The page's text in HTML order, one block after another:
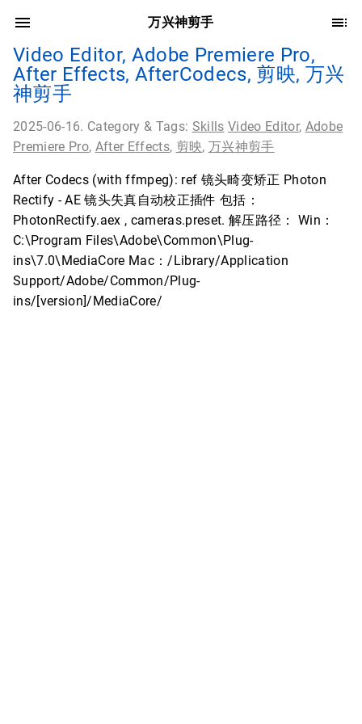
万兴神剪手
Video Editor, Adobe Premiere Pro,
After Effects, AfterCodecs, 剪映, 万兴
神剪手
2025-06-16. Category & Tags: Skills Video Editor, Adobe
Premiere Pro, After Effects, 剪映, 万兴神剪手
After Codecs (with ffmpeg): ref 镜头畸变矫正 Photon
Rectify - AE 镜头失真自动校正插件 包括：
PhotonRectify.aex , cameras.preset. 解压路径： Win：
C:\Program Files\Adobe\Common\Plug-
ins\7.0\MediaCore Mac：/Library/Application
Support/Adobe/Common/Plug-
ins/[version]/MediaCore/